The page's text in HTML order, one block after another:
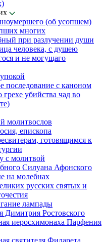
(об усопшем)
многих
при разлучении души
человека, с душею
и не могущаго
последование с каноном
убийства чад во
молитвослов
епископа
готовящимся к
с молитвой
Силуана Афонского
на молебнах
русских святых и
лампады
Димитрия Ростовского
иеросхимонаха Парфения
святителя Филарета